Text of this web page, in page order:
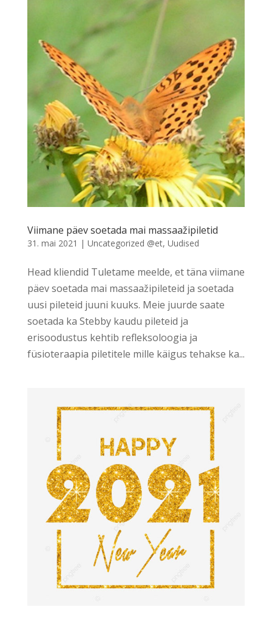
Viimane päev soetada mai massaažipiletid
31. mai 2021 | Uncategorized @et, Uudised
Head kliendid Tuletame meelde, et täna viimane
päev soetada mai massaažipileteid ja soetada
uusi pileteid juuni kuuks. Meie juurde saate
soetada ka Stebby kaudu pileteid ja
erisoodustus kehtib refleksoloogia ja
füsioteraapia piletitele mille käigus tehakse ka...